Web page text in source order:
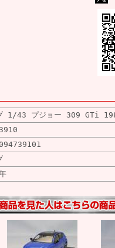
1/43 プジョー 309 GTi